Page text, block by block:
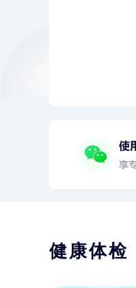
健康体检